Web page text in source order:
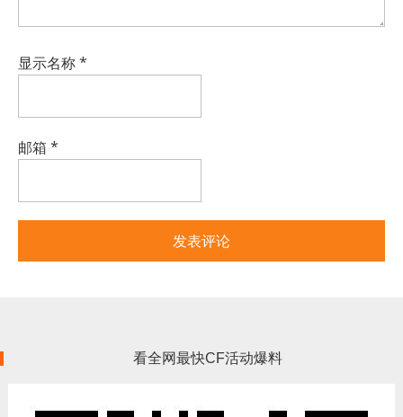
显示名称*
邮箱 *
看全网最快CF活动爆料